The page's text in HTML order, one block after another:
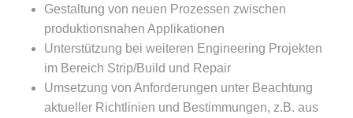
Gestaltung von neuen Prozessen zwischen
produktionsnahen Applikationen
Unterstützung bei weiteren Engineering Projekten
im Bereich Strip/Build und Repair
Umsetzung von Anforderungen unter Beachtung
aktueller Richtlinien und Bestimmungen, z.B. aus